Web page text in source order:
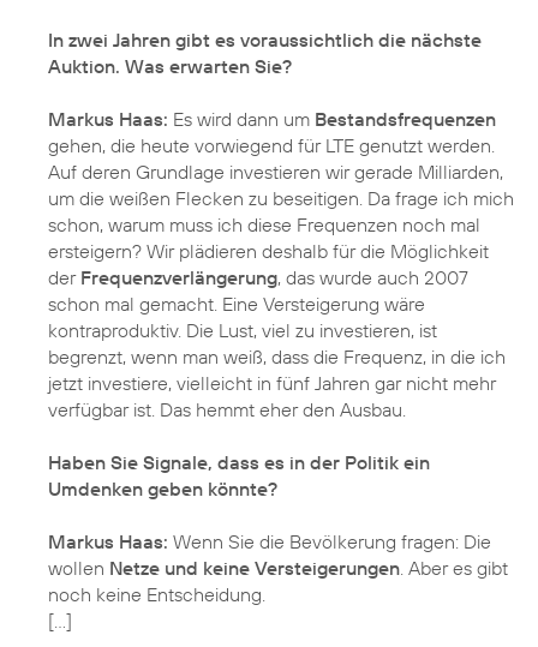
In zwei Jahren gibt es voraussichtlich die nächste
Auktion. Was erwarten Sie?
Markus Haas: Es wird dann um Bestandsfrequenzen
gehen, die heute vorwiegend für LTE genutzt werden.
Auf deren Grundlage investieren wir gerade Milliarden,
um die weißen Flecken zu beseitigen. Da frage ich mich
schon, warum muss ich diese Frequenzen noch mal
ersteigern? Wir plädieren deshalb für die Möglichkeit
der Frequenzverlängerung, das wurde auch 2007
schon mal gemacht. Eine Versteigerung wäre
kontraproduktiv. Die Lust, viel zu investieren, ist
begrenzt, wenn man weiß, dass die Frequenz, in die ich
jetzt investiere, vielleicht in fünf Jahren gar nicht mehr
verfügbar ist. Das hemmt eher den Ausbau.
Haben Sie Signale, dass es in der Politik ein
Umdenken geben könnte?
Markus Haas: Wenn Sie die Bevölkerung fragen: Die
wollen Netze und keine Versteigerungen . Aber es gibt
noch keine Entscheidung.
[…]